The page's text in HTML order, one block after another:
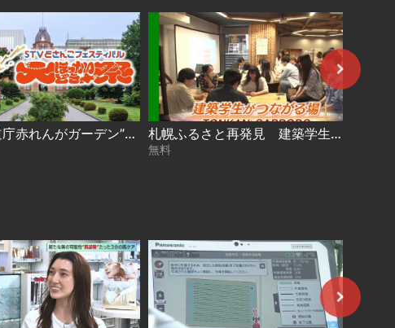
今年は“道庁赤れんがガーデン”で開催！【大ほっかいどう祭 2026】 札幌ふるさと再発見 建築学生がつながる場～TONKAN SAPPORO～2026年8月1日放送
無料